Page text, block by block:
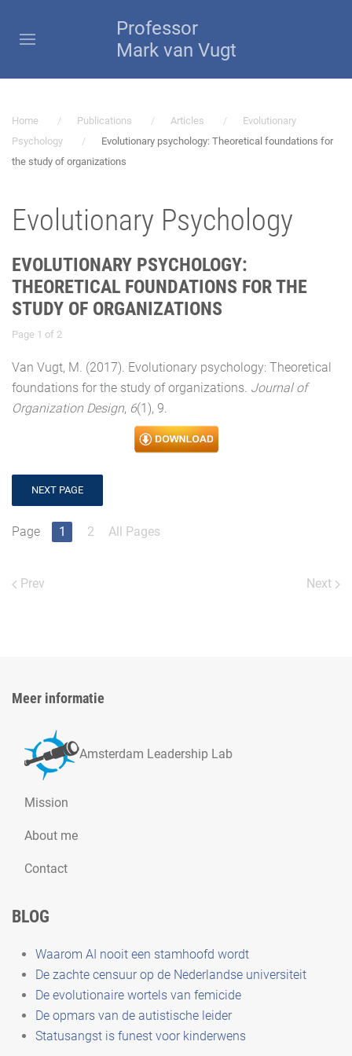
Professor
Mark van Vugt
Home Publications Articles
Evolutionary
Psychology
Evolutionary psychology: Theoretical foundations for
the study of organizations
Evolutionary Psychology
EVOLUTIONARY PSYCHOLOGY:
THEORETICAL FOUNDATIONS FOR THE
STUDY OF ORGANIZATIONS
Page 1 of 2
Van Vugt, M. (2017). Evolutionary psychology: Theoretical
foundations for the study of organizations. Journal of
Organization Design, 6(1), 9.
NEXT PAGE
Page 1 2 All Pages
Prev Next
Meer informatie
Amsterdam Leadership Lab
Mission
About me
Contact
BLOG
Waarom AI nooit een stamhoofd wordt
De zachte censuur op de Nederlandse universiteit
De evolutionaire wortels van femicide
De opmars van de autistische leider
Statusangst is funest voor kinderwens